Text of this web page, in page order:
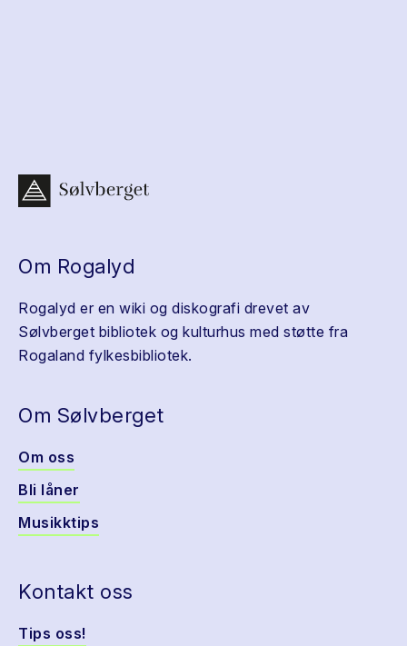
Om Rogalyd
Rogalyd er en wiki og diskografi drevet av
Sølvberget bibliotek og kulturhus med støtte fra
Rogaland fylkesbibliotek.
Om Sølvberget
Om oss
Bli låner
Musikktips
Kontakt oss
Tips oss!